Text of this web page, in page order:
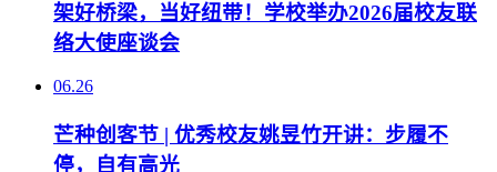
架好桥梁，当好纽带！学校举办2026届校友联
络大使座谈会
06.26
芒种创客节 | 优秀校友姚昱竹开讲：步履不
停，自有高光